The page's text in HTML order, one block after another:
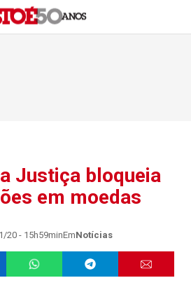
Justiça bloqueia
em moedas
20 - 15h59minEmNotícias